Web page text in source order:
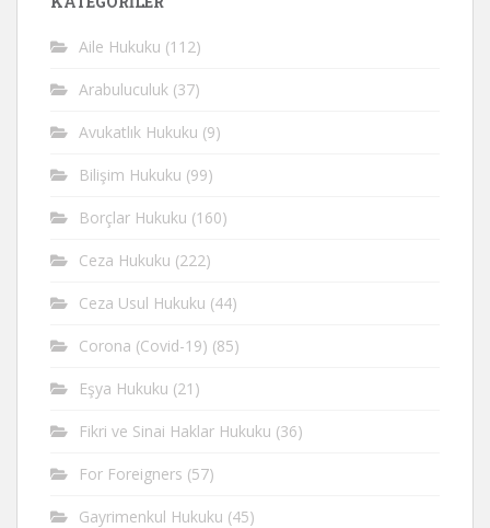
Aile Hukuku (112)
Arabuluculuk (37)
Avukatlık Hukuku (9)
Bilişim Hukuku (99)
Borçlar Hukuku (160)
Ceza Hukuku (222)
Ceza Usul Hukuku (44)
Corona (Covid-19) (85)
Eşya Hukuku (21)
Fikri ve Sinai Haklar Hukuku (36)
For Foreigners (57)
Gayrimenkul Hukuku (45)